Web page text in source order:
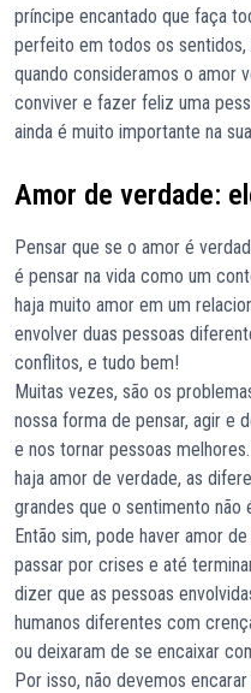
príncipe encantado que faça
perfeito em todos os sentidos,
quando consideramos o amor
conviver e fazer feliz uma
ainda é muito importante na
Amor de verdade:
Pensar que se o amor é
é pensar na vida como um
haja muito amor em um
envolver duas pessoas
conflitos, e tudo bem!
Muitas vezes, são os
nossa forma de pensar, agir e
e nos tornar pessoas
haja amor de verdade, as
grandes que o sentimento não
Então sim, pode haver amor
passar por crises e até
dizer que as pessoas
humanos diferentes com
ou deixaram de se encaixar
Por isso, não devemos